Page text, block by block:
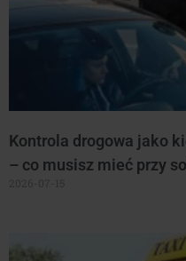
Kontrola drogowa jako
– co musisz mieć przy